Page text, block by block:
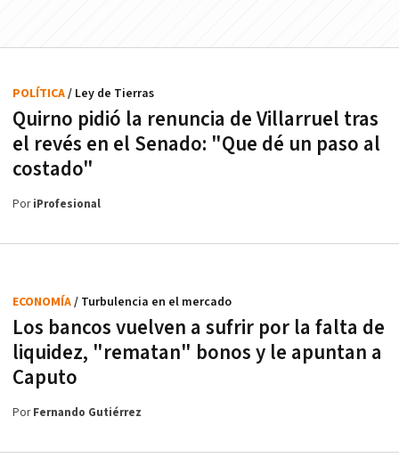
Quirno pidió la renuncia de Villarruel tras
el revés en el Senado: "Que dé un paso al
costado"
POLÍTICA/ Ley de Tierras
PoriProfesional
Los bancos vuelven a sufrir por la falta de
liquidez, "rematan" bonos y le apuntan a
Caputo
ECONOMÍA/ Turbulencia en el mercado
PorFernando Gutiérrez